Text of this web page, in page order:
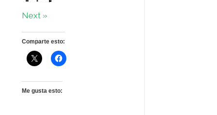
Next »
Comparte esto:
Me gusta esto: